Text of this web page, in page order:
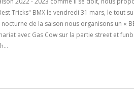
Tricks" BMX le vendredi 31 mars, le tout
de la saison nous organisons un «
avec Gas Cow sur la partie street et